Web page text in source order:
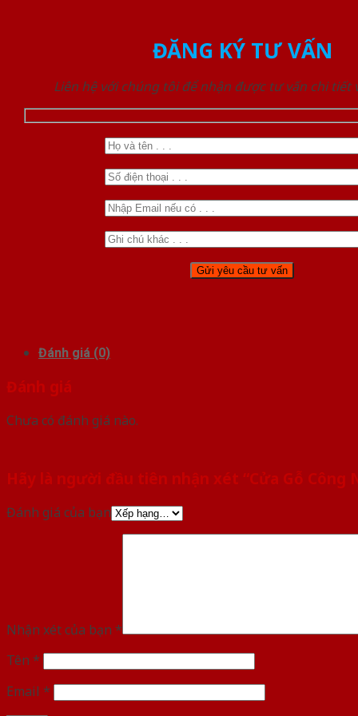
ĐĂNG KÝ TƯ VẤN
Liên hệ với chúng tôi để nhận được tư vấn chi tiết
Đánh giá (0)
Đánh giá
Chưa có đánh giá nào.
Hãy là người đầu tiên nhận xét “Cửa Gỗ Công
Đánh giá của bạn
Nhận xét của bạn *
Tên *
Email *